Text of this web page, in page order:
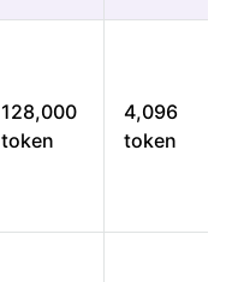
128,000
token
4,096
token